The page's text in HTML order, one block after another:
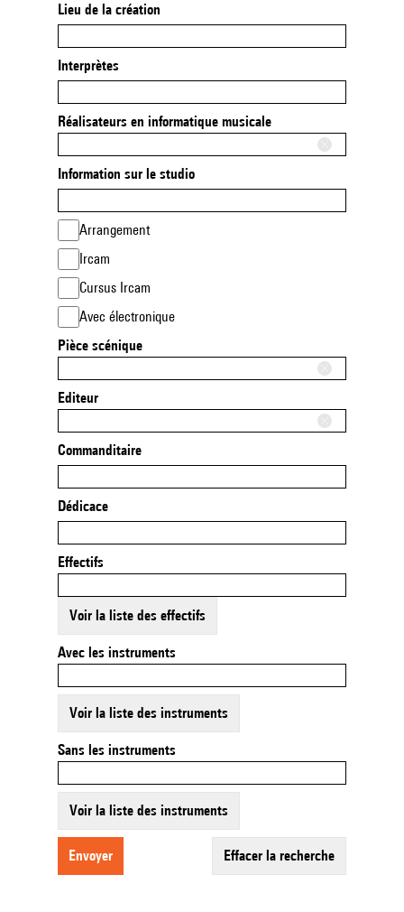
Lieu de la création
Interprètes
Réalisateurs en informatique musicale
Information sur le studio
Arrangement
Ircam
Cursus Ircam
Avec électronique
Pièce scénique
Editeur
Commanditaire
Dédicace
Effectifs
Voir la liste des effectifs
Avec les instruments
Voir la liste des instruments
Sans les instruments
Voir la liste des instruments
envoyer effacer la recherche